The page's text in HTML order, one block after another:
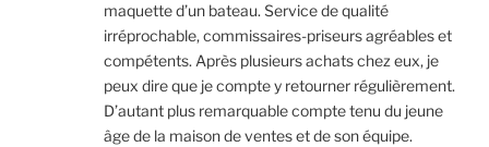
maquette d’un bateau. Service de qualité
irréprochable, commissaires-priseurs agréables et
compétents. Après plusieurs achats chez eux, je
peux dire que je compte y retourner régulièrement.
D’autant plus remarquable compte tenu du jeune
âge de la maison de ventes et de son équipe.